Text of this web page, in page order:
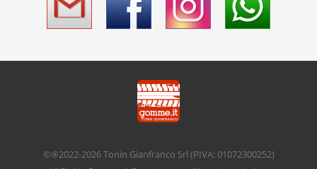
©®2022-2026Tonin Gianfranco Srl (PIVA: 01072300252)